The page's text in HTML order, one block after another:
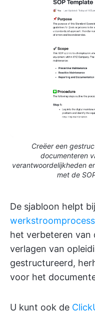
Creëer een
documenteren
verantwoordelijkheden
met de
De sjabloon helpt
het verbeteren van
verlagen van
gestructureerd,
voor het
U kunt ook de